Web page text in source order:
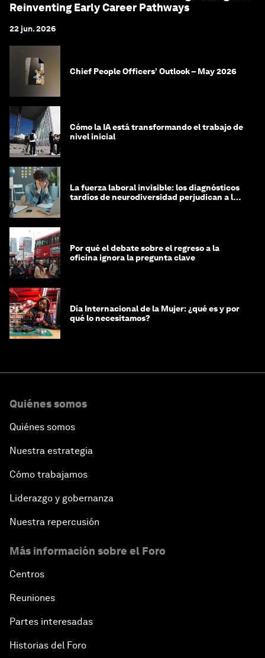
Reinventing Early Career Pathways
22 jun. 2026
Chief People Officers’ Outlook – May 2026
Cómo la IA está transformando el trabajo de
nivel inicial
La fuerza laboral invisible: los diagnósticos
tardíos de neurodiversidad perjudican a las
Por qué el debate sobre el regreso a la
oficina ignora la pregunta clave
Día Internacional de la Mujer: ¿qué es y por
qué lo necesitamos?
Quiénes somos
Quiénes somos
Nuestra estrategia
Cómo trabajamos
Liderazgo y gobernanza
Nuestra repercusión
Más información sobre el Foro
Centros
Reuniones
Partes interesadas
Historias del Foro